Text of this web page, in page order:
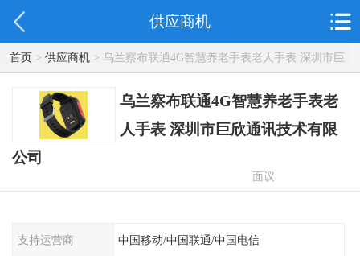
供应商机
首页> 供应商机> 乌兰察布联通4G智慧养老手表老人手表 深圳市巨
欣通讯技术有限公司
乌兰察布联通4G智慧养老手表老
人手表 深圳市巨欣通讯技术有限
公司
面议
支持运营商 中国移动/中国联通/中国电信